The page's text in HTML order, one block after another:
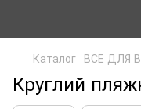
Каталог ВСЕ ДЛЯ
Круглий